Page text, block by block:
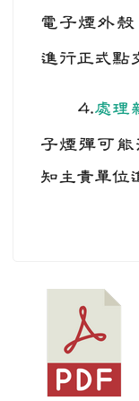
電子煙外
進行正式點
4.處理
子煙彈可
知主責單位